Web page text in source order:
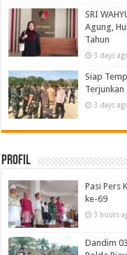
SRI
Agung,
Tahun
3 days
Siap
Terjunkan
3 days
Profil
Pasi Pers
ke-69
3 hours
Dandim